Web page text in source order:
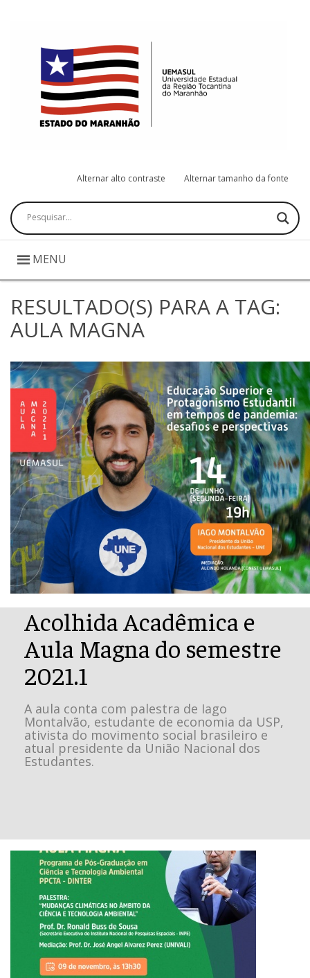
Alternar alto contraste Alternar tamanho da fonte
Pesquisar
MENU
RESULTADO(S) PARA A TAG:
AULA MAGNA
Acolhida Acadêmica e
Aula Magna do semestre
2021.1
A aula conta com palestra de Iago
Montalvão, estudante de economia da USP,
ativista do movimento social brasileiro e
atual presidente da União Nacional dos
Estudantes.